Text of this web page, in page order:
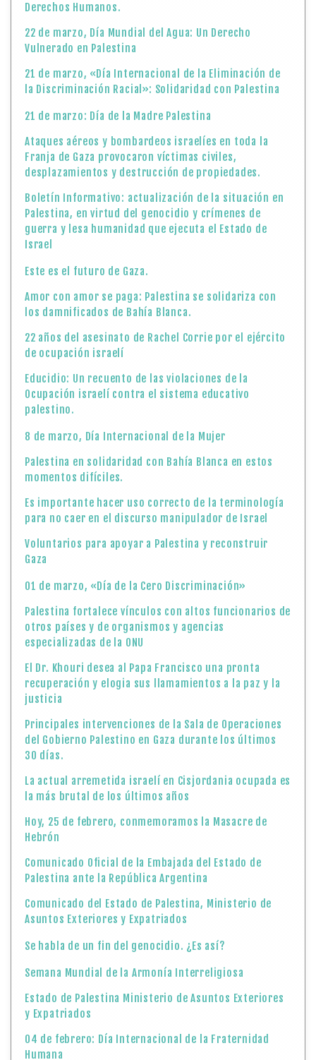
Derechos Humanos.
22 de marzo, Día Mundial del Agua: Un Derecho
Vulnerado en Palestina
21 de marzo, «Día Internacional de la Eliminación de
la Discriminación Racial»: Solidaridad con Palestina
21 de marzo: Día de la Madre Palestina
Ataques aéreos y bombardeos israelíes en toda la
Franja de Gaza provocaron víctimas civiles,
desplazamientos y destrucción de propiedades.
Boletín Informativo: actualización de la situación en
Palestina, en virtud del genocidio y crímenes de
guerra y lesa humanidad que ejecuta el Estado de
Israel
Este es el futuro de Gaza.
Amor con amor se paga: Palestina se solidariza con
los damnificados de Bahía Blanca.
22 años del asesinato de Rachel Corrie por el ejército
de ocupación israelí
Educidio: Un recuento de las violaciones de la
Ocupación israelí contra el sistema educativo
palestino.
8 de marzo, Día Internacional de la Mujer
Palestina en solidaridad con Bahía Blanca en estos
momentos difíciles.
Es importante hacer uso correcto de la terminología
para no caer en el discurso manipulador de Israel
Voluntarios para apoyar a Palestina y reconstruir
Gaza
01 de marzo, «Día de la Cero Discriminación»
Palestina fortalece vínculos con altos funcionarios de
otros países y de organismos y agencias
especializadas de la ONU
El Dr. Khouri desea al Papa Francisco una pronta
recuperación y elogia sus llamamientos a la paz y la
justicia
Principales intervenciones de la Sala de Operaciones
del Gobierno Palestino en Gaza durante los últimos
30 días.
La actual arremetida israelí en Cisjordania ocupada es
la más brutal de los últimos años
Hoy, 25 de febrero, conmemoramos la Masacre de
Hebrón
Comunicado Oficial de la Embajada del Estado de
Palestina ante la República Argentina
Comunicado del Estado de Palestina, Ministerio de
Asuntos Exteriores y Expatriados
Se habla de un fin del genocidio. ¿Es así?
Semana Mundial de la Armonía Interreligiosa
Estado de Palestina Ministerio de Asuntos Exteriores
y Expatriados
04 de febrero: Día Internacional de la Fraternidad
Humana